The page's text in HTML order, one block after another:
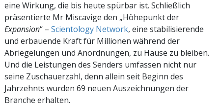
eine Wirkung, die bis heute spürbar ist. Schließlich
präsentierte Mr Miscavige den „Höhepunkt der
Expansion“ – Scientology Network, eine stabilisierende
und erbauende Kraft für Millionen während der
Abriegelungen und Anordnungen, zu Hause zu bleiben.
Und die Leistungen des Senders umfassen nicht nur
seine Zuschauerzahl, denn allein seit Beginn des
Jahrzehnts wurden 69 neuen Auszeichnungen der
Branche erhalten.